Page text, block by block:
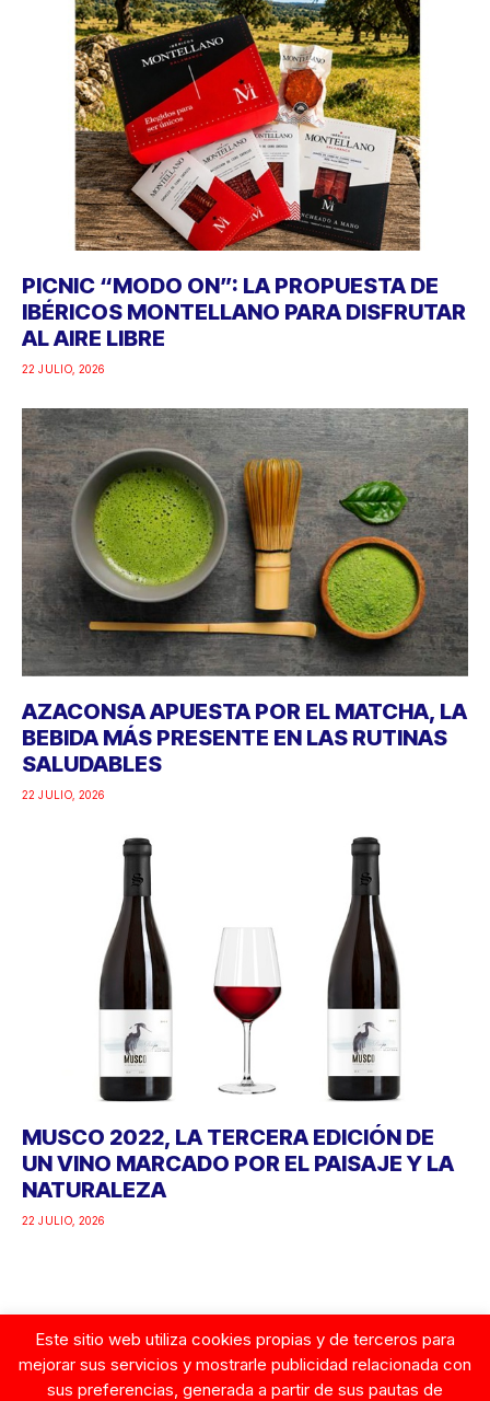
PICNIC “MODO ON”: LA PROPUESTA DE
IBÉRICOS MONTELLANO PARA DISFRUTAR
AL AIRE LIBRE
22 JULIO, 2026
AZACONSA APUESTA POR EL MATCHA, LA
BEBIDA MÁS PRESENTE EN LAS RUTINAS
SALUDABLES
22 JULIO, 2026
MUSCO 2022, LA TERCERA EDICIÓN DE
UN VINO MARCADO POR EL PAISAJE Y LA
NATURALEZA
22 JULIO, 2026
Google
Este sitio web utiliza cookies propias y de terceros para
mejorar sus servicios y mostrarle publicidad relacionada con
sus preferencias, generada a partir de sus pautas de